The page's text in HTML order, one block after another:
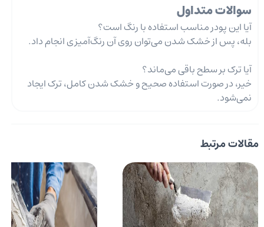
سوالات متداول
آیا این پودر مناسب استفاده با رنگ است؟
بله، پس از خشک شدن می‌توان روی آن رنگ‌آمیزی انجام داد.
آیا ترک بر سطح باقی می‌ماند؟
خیر، در صورت استفاده صحیح و خشک شدن کامل، ترک ایجاد
نمی‌شود.
مقالات مرتبط